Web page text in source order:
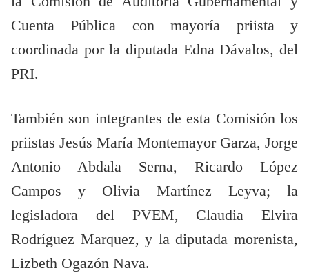
Cuenta Pública con mayoría priista y
coordinada por la diputada Edna Dávalos, del
PRI.
También son integrantes de esta Comisión los
priistas Jesús María Montemayor Garza, Jorge
Antonio Abdala Serna, Ricardo López
Campos y Olivia Martínez Leyva; la
legisladora del PVEM, Claudia Elvira
Rodríguez Marquez, y la diputada morenista,
Lizbeth Ogazón Nava.